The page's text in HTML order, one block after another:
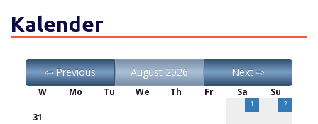
Kalender
⇦ Previous August 2026 Next ⇨
W Mo Tu We Th Fr Sa Su
31
1 2